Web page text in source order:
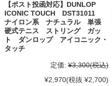
【ポスト投函対応】DUNLOP
ICONIC TOUCH DST31011
ナイロン系 ナチュラル 単張
硬式テニス ストリング ガッ
ト ダンロップ アイコニック・
タッチ
定価: ¥3,300(税込)
¥2,970(税抜 ¥2,700)